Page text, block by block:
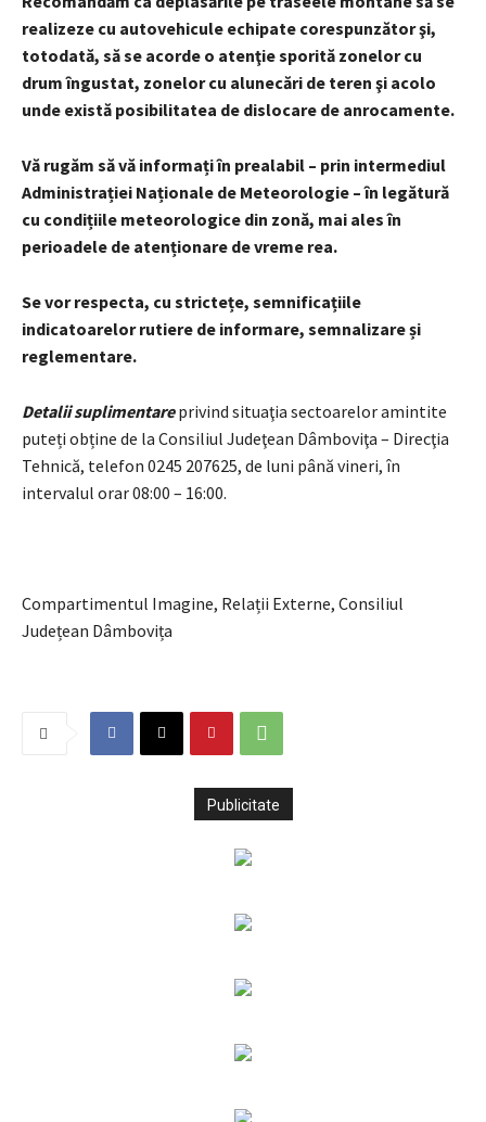
realizeze cu autovehicule echipate corespunzător şi,
totodată, să se acorde o atenţie sporită zonelor cu
drum îngustat, zonelor cu alunecări de teren şi acolo
unde există posibilitatea de dislocare de anrocamente.
Vă rugăm să vă informați în prealabil – prin intermediul
Administrației Naționale de Meteorologie – în legătură
cu condițiile meteorologice din zonă, mai ales în
perioadele de atenționare de vreme rea.
Se vor respecta, cu strictețe, semnificațiile
indicatoarelor rutiere de informare, semnalizare și
reglementare.
Detalii suplimentareprivind situaţia sectoarelor amintite
puteți obține de la Consiliul Judeţean Dâmboviţa – Direcţia
Tehnică, telefon 0245 207625, de luni până vineri, în
intervalul orar 08:00 – 16:00.
Compartimentul Imagine, Relații Externe, Consiliul
Județean Dâmbovița
Publicitate